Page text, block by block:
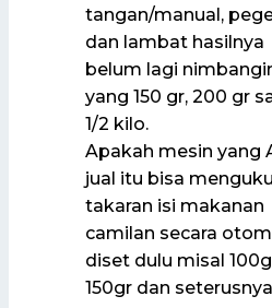
tangan/manual,
dan lambat hasilnya
belum lagi
yang 150 gr, 200 gr
1/2 kilo.
Apakah mesin yang
jual itu bisa
takaran isi makanan
camilan secara
diset dulu misal
150gr dan